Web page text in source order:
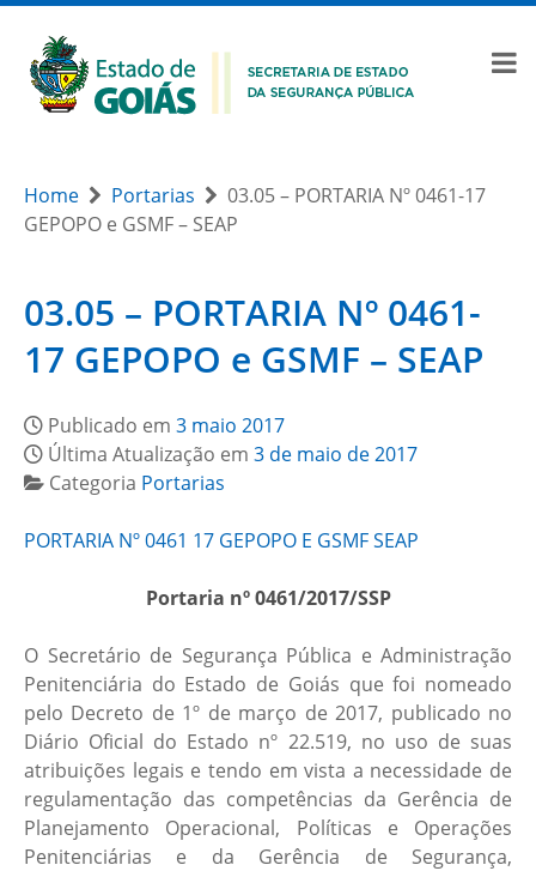
Home Portarias
03.05 – PORTARIA Nº 0461-17
GEPOPO e GSMF – SEAP
03.05 – PORTARIA Nº 0461-
17 GEPOPO e GSMF – SEAP
Publicado em 3 maio 2017
Última Atualização em 3 de maio de 2017
Categoria Portarias
PORTARIA Nº 0461 17 GEPOPO E GSMF SEAP
Portaria nº 0461/2017/SSP
O Secretário de Segurança Pública e Administração
Penitenciária do Estado de Goiás que foi nomeado
pelo Decreto de 1º de março de 2017, publicado no
Diário Oficial do Estado nº 22.519, no uso de suas
atribuições legais e tendo em vista a necessidade de
regulamentação das competências da Gerência de
Planejamento Operacional, Políticas e Operações
Penitenciárias e da Gerência de Segurança,